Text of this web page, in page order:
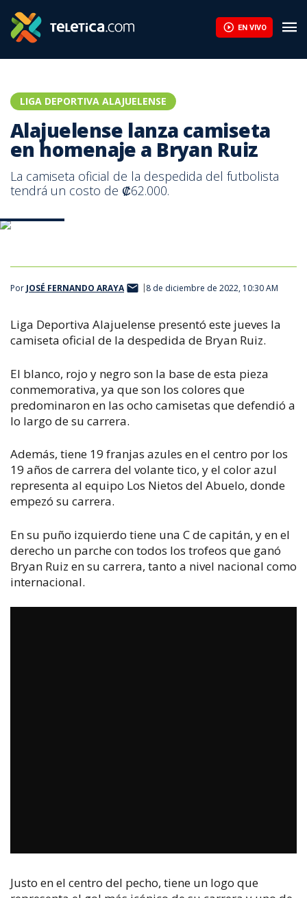
EN VIVO
LIGA DEPORTIVA ALAJUELENSE
Alajuelense lanza camiseta
en homenaje a Bryan Ruiz
La camiseta oficial de la despedida del futbolista
tendrá un costo de ₡62.000.
Por JOSÉ FERNANDO ARAYA 8 de diciembre de 2022, 10:30 AM
Liga Deportiva Alajuelense presentó este jueves la
camiseta oficial de la despedida de Bryan Ruiz.
El blanco, rojo y negro son la base de esta pieza
conmemorativa, ya que son los colores que
predominaron en las ocho camisetas que defendió a
lo largo de su carrera.
Además, tiene 19 franjas azules en el centro por los
19 años de carrera del volante tico, y el color azul
representa al equipo Los Nietos del Abuelo, donde
empezó su carrera.
En su puño izquierdo tiene una C de capitán, y en el
derecho un parche con todos los trofeos que ganó
Bryan Ruiz en su carrera, tanto a nivel nacional como
internacional.
Justo en el centro del pecho, tiene un logo que